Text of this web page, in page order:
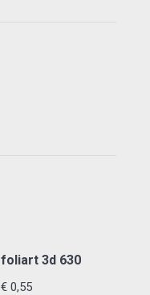
foliart 3d 630
€0,55